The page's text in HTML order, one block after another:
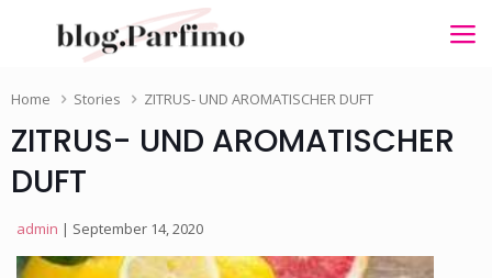
Home Stories ZITRUS- UND AROMATISCHER DUFT
ZITRUS- UND AROMATISCHER
DUFT
admin | September 14, 2020